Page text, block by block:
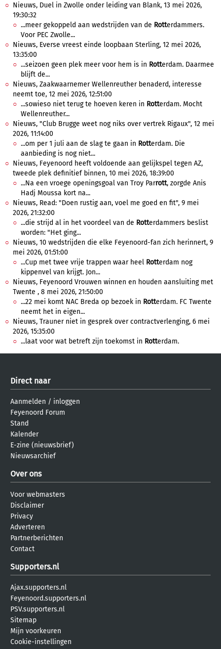
Nieuws, Duel in Zwolle onder leiding van Blank, 13 mei 2026,
19:30:32
...meer gekoppeld aan wedstrijden van de Rotterdammers.
Voor PEC Zwolle...
Nieuws, Everse vreest einde loopbaan Sterling, 12 mei 2026,
13:35:00
...seizoen geen plek meer voor hem is in Rotterdam. Daarmee
blijft de...
Nieuws, Zaakwaarnemer Wellenreuther benaderd, interesse
neemt toe, 12 mei 2026, 12:51:00
...sowieso niet terug te hoeven keren in Rotterdam. Mocht
Wellenreuther...
Nieuws, "Club Brugge weet nog niks over vertrek Rigaux", 12 mei
2026, 11:14:00
...om per 1 juli aan de slag te gaan in Rotterdam. Die
aanbieding is nog niet...
Nieuws, Feyenoord heeft voldoende aan gelijkspel tegen AZ,
tweede plek definitief binnen, 10 mei 2026, 18:39:00
...Na een vroege openingsgoal van Troy Parrott, zorgde Anis
Hadj Moussa kort na...
Nieuws, Read: "Doen rustig aan, voel me goed en fit", 9 mei
2026, 21:32:00
...die strijd al in het voordeel van de Rotterdammers beslist
worden: "Het ging...
Nieuws, 10 wedstrijden die elke Feyenoord-fan zich herinnert, 9
mei 2026, 01:51:00
...Cup met twee vrije trappen waar heel Rotterdam nog
kippenvel van krijgt. Jon...
Nieuws, Feyenoord Vrouwen winnen en houden aansluiting met
Twente , 8 mei 2026, 21:50:00
...22 mei komt NAC Breda op bezoek in Rotterdam. FC Twente
neemt het in eigen...
Nieuws, Trauner niet in gesprek over contractverlenging, 6 mei
2026, 15:35:00
...laat voor wat betreft zijn toekomst in Rotterdam.
Direct naar
Aanmelden / inloggen
Feyenoord Forum
Stand
Kalender
E-zine (nieuwsbrief)
Nieuwsarchief
Over ons
Voor webmasters
Disclaimer
Privacy
Adverteren
Partnerberichten
Contact
Supporters.nl
Ajax.supporters.nl
Feyenoord.supporters.nl
PSV.supporters.nl
Sitemap
Mijn voorkeuren
Cookie-instellingen